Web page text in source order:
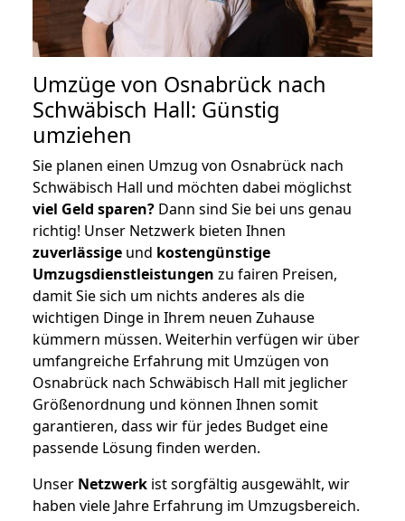
Umzüge von Osnabrück nach
Schwäbisch Hall: Günstig
umziehen
Sie planen einen Umzug von Osnabrück nach
Schwäbisch Hall und möchten dabei möglichst
viel Geld sparen? Dann sind Sie bei uns genau
richtig! Unser Netzwerk bieten Ihnen
zuverlässige und kostengünstige
Umzugsdienstleistungen zu fairen Preisen,
damit Sie sich um nichts anderes als die
wichtigen Dinge in Ihrem neuen Zuhause
kümmern müssen. Weiterhin verfügen wir über
umfangreiche Erfahrung mit Umzügen von
Osnabrück nach Schwäbisch Hall mit jeglicher
Größenordnung und können Ihnen somit
garantieren, dass wir für jedes Budget eine
passende Lösung finden werden.
Unser Netzwerk ist sorgfältig ausgewählt, wir
haben viele Jahre Erfahrung im Umzugsbereich.